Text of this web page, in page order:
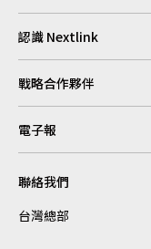
認識 Nextlink
戰略合作夥伴
電子報
聯絡我們
台灣總部